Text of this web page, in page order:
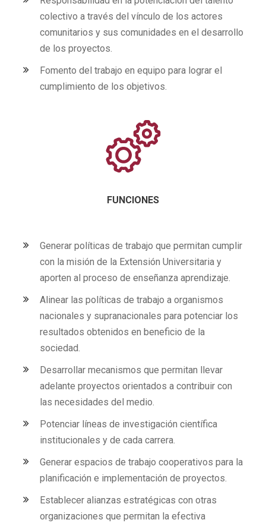
colectivo a través del vínculo de los actores
comunitarios y sus comunidades en el desarrollo
de los proyectos.
Fomento del trabajo en equipo para lograr el
cumplimiento de los objetivos.
FUNCIONES
Generar políticas de trabajo que permitan cumplir
con la misión de la Extensión Universitaria y
aporten al proceso de enseñanza aprendizaje.
Alinear las políticas de trabajo a organismos
nacionales y supranacionales para potenciar los
resultados obtenidos en beneficio de la
sociedad.
Desarrollar mecanismos que permitan llevar
adelante proyectos orientados a contribuir con
las necesidades del medio.
Potenciar líneas de investigación científica
institucionales y de cada carrera.
Generar espacios de trabajo cooperativos para la
planificación e implementación de proyectos.
Establecer alianzas estratégicas con otras
organizaciones que permitan la efectiva